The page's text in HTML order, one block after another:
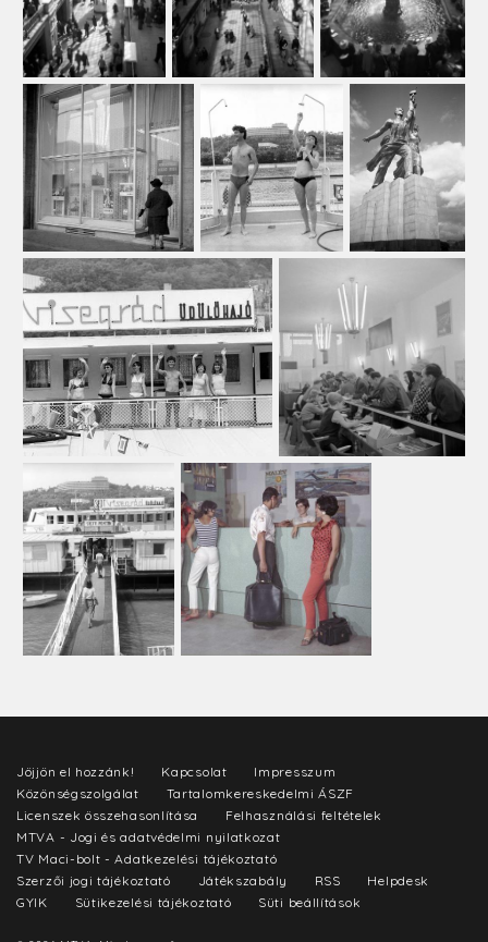
Jöjjön el hozzánk! Kapcsolat
Impresszum
Közönségszolgálat
Tartalomkereskedelmi ÁSZF
Licenszek összehasonlítása
Felhasználási feltételek
MTVA - Jogi és adatvédelmi nyilatkozat
TV Maci-bolt - Adatkezelési tájékoztató
Szerzői jogi tájékoztató
Játékszabály RSS
Helpdesk
GYIK
Sütikezelési tájékoztató Süti beállítások